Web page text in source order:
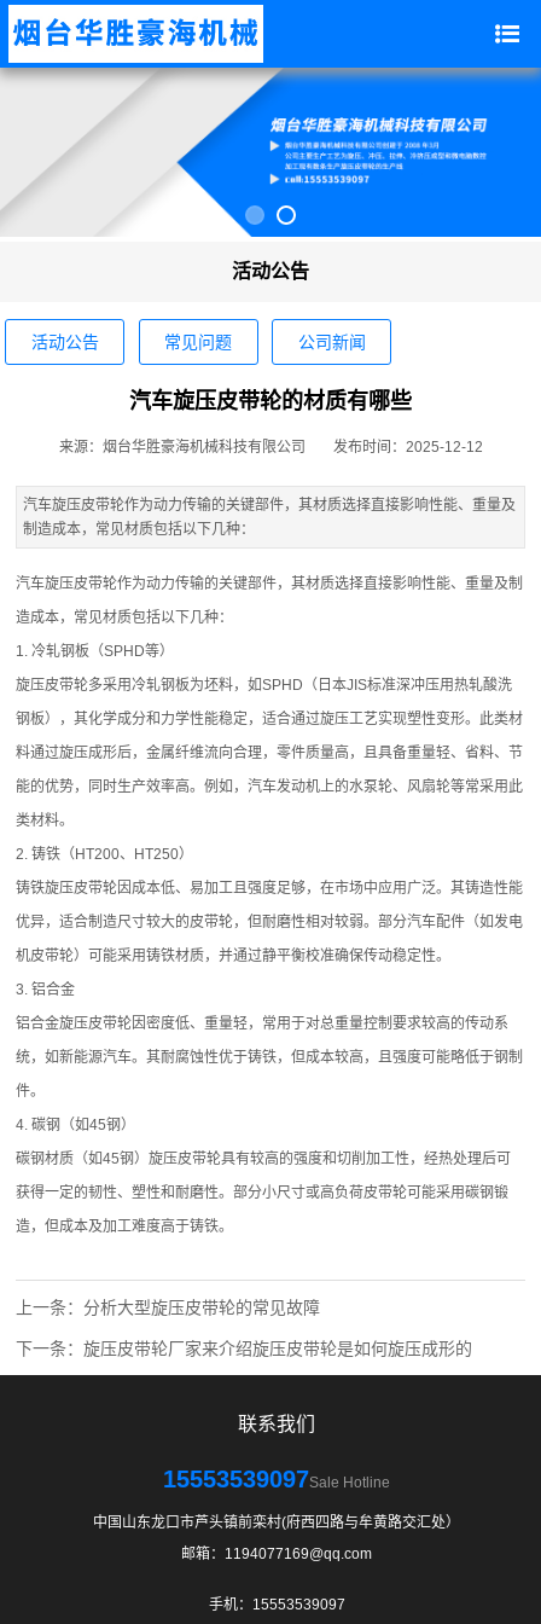
活动公告
活动公告 常见问题 公司新闻
汽车旋压皮带轮的材质有哪些
来源：烟台华胜豪海机械科技有限公司 发布时间：2025-12-12
汽车旋压皮带轮作为动力传输的关键部件，其材质选择直接影响性能、重量及
制造成本，常见材质包括以下几种：
汽车旋压皮带轮作为动力传输的关键部件，其材质选择直接影响性能、重量及制
造成本，常见材质包括以下几种：
1. 冷轧钢板（SPHD等）
旋压皮带轮多采用冷轧钢板为坯料，如SPHD（日本JIS标准深冲压用热轧酸洗
钢板），其化学成分和力学性能稳定，适合通过旋压工艺实现塑性变形。此类材
料通过旋压成形后，金属纤维流向合理，零件质量高，且具备重量轻、省料、节
能的优势，同时生产效率高。例如，汽车发动机上的水泵轮、风扇轮等常采用此
类材料。
2. 铸铁（HT200、HT250）
铸铁旋压皮带轮因成本低、易加工且强度足够，在市场中应用广泛。其铸造性能
优异，适合制造尺寸较大的皮带轮，但耐磨性相对较弱。部分汽车配件（如发电
机皮带轮）可能采用铸铁材质，并通过静平衡校准确保传动稳定性。
3. 铝合金
铝合金旋压皮带轮因密度低、重量轻，常用于对总重量控制要求较高的传动系
统，如新能源汽车。其耐腐蚀性优于铸铁，但成本较高，且强度可能略低于钢制
件。
4. 碳钢（如45钢）
碳钢材质（如45钢）旋压皮带轮具有较高的强度和切削加工性，经热处理后可
获得一定的韧性、塑性和耐磨性。部分小尺寸或高负荷皮带轮可能采用碳钢锻
造，但成本及加工难度高于铸铁。
上一条： 分析大型旋压皮带轮的常见故障
下一条：旋压皮带轮厂家来介绍旋压皮带轮是如何旋压成形的
联系我们
15553539097Sale Hotline
中国山东龙口市芦头镇前栾村(府西四路与牟黄路交汇处）
邮箱：1194077169@qq.com
手机：15553539097